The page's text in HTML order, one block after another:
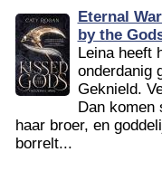
Eternal
by the
Leina heeft
onderdanig
Geknield.
Dan komen
haar broer, en
borrelt...